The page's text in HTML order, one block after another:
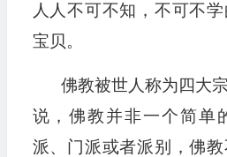
人人不可不知，不可不
宝贝。
佛教被世人称为四大
说，佛教并非一个简单
派、门派或者派别，佛